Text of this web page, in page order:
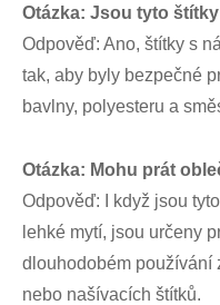
Otázka: Jsou tyto
Odpověď: Ano, štítky s
tak, aby byly bezpečné
bavlny, polyesteru a
Otázka: Mohu prát
Odpověď: I když jsou
lehké mytí, jsou určeny
dlouhodobém používání
nebo našívacích štítků.